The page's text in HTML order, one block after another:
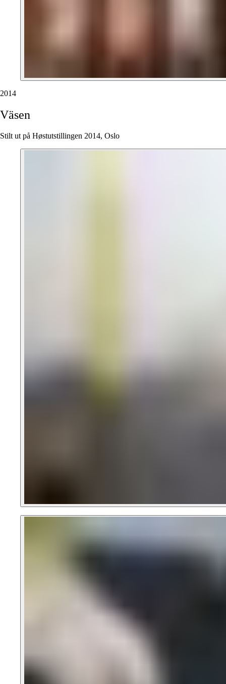
2014
Väsen
Stilt ut på Høstutstillingen 2014, Oslo